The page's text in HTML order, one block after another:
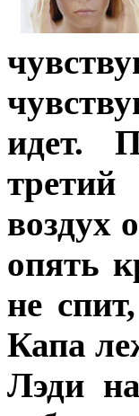
идет.
воздух
опять
не
Капа
Лэди